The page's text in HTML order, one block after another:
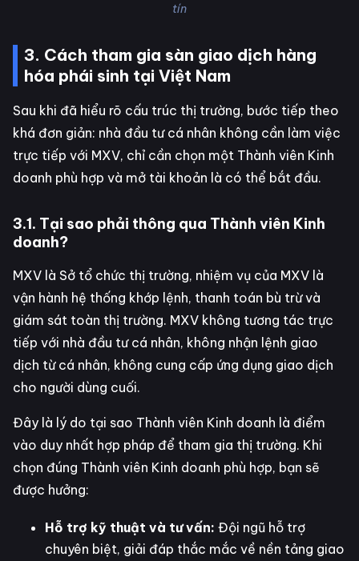
tín
3. Cách tham gia sàn giao dịch hàng
hóa phái sinh tại Việt Nam
Sau khi đã hiểu rõ cấu trúc thị trường, bước tiếp theo
khá đơn giản: nhà đầu tư cá nhân không cần làm việc
trực tiếp với MXV, chỉ cần chọn một Thành viên Kinh
doanh phù hợp và mở tài khoản là có thể bắt đầu.
3.1. Tại sao phải thông qua Thành viên Kinh
doanh?
MXV là Sở tổ chức thị trường, nhiệm vụ của MXV là
vận hành hệ thống khớp lệnh, thanh toán bù trừ và
giám sát toàn thị trường. MXV không tương tác trực
tiếp với nhà đầu tư cá nhân, không nhận lệnh giao
dịch từ cá nhân, không cung cấp ứng dụng giao dịch
cho người dùng cuối.
Đây là lý do tại sao Thành viên Kinh doanh là điểm
vào duy nhất hợp pháp để tham gia thị trường. Khi
chọn đúng Thành viên Kinh doanh phù hợp, bạn sẽ
được hưởng:
Hỗ trợ kỹ thuật và tư vấn: Đội ngũ hỗ trợ
chuyên biệt, giải đáp thắc mắc về nền tảng giao